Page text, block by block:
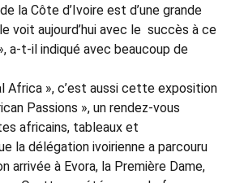
la Côte d’Ivoire est d’une grande
voit aujourd’hui avec le succès à ce
a-t-il indiqué avec beaucoup de
Africa », c’est aussi cette exposition
Passions », un rendez-vous
africains, tableaux et
la délégation ivoirienne a parcouru
arrivée à Evora, la Première Dame,